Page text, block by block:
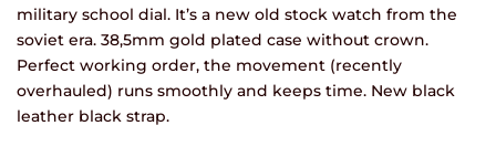
military school dial. It’s a new old stock watch from the
soviet era. 38,5mm gold plated case without crown.
Perfect working order, the movement (recently
overhauled) runs smoothly and keeps time. New black
leather black strap.